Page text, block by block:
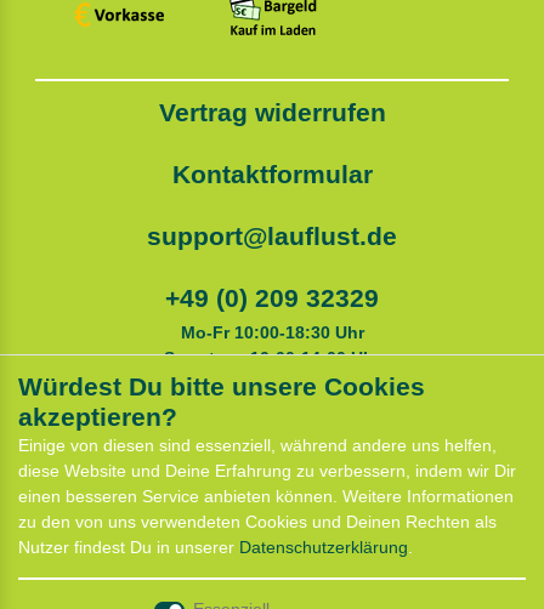
Vertrag widerrufen
Kontaktformular
support@lauflust.de
+49 (0) 209 32329
Mo-Fr 10:00-18:30 Uhr
Samstags 10:00-14:00 Uhr
Anfahrt
Kontaktformular
Termin für Hundeberatung
CaniX Seminare
Lauf Seminar
Laufen mit Lauflust
Würdest Du bitte unsere Cookies
akzeptieren?
Einige von diesen sind essenziell, während andere uns helfen,
diese Website und Deine Erfahrung zu verbessern, indem wir Dir
einen besseren Service anbieten können. Weitere Informationen
zu den von uns verwendeten Cookies und Deinen Rechten als
Nutzer findest Du in unserer Daten­schutz­erklärung